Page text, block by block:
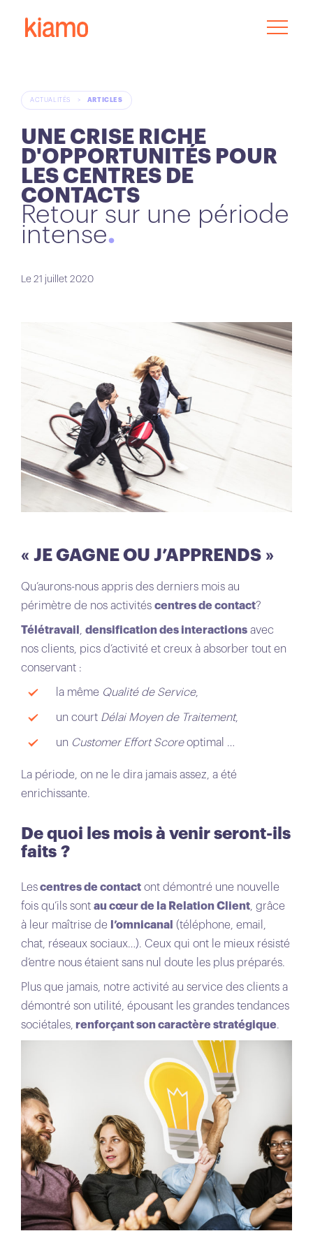
ACTUALITÉS > ARTICLES
UNE CRISE RICHE
D'OPPORTUNITÉS POUR
LES CENTRES DE
CONTACTS
Retour sur une période
intense
Le 21 juillet 2020
« JE GAGNE OU J’APPRENDS »
Qu’aurons-nous appris des derniers mois au
périmètre de nos activités centres de contact?
Télétravail densification des interactions avec
nos clients, pics d’activité et creux à absorber tout en
conservant :
la même Qualité de Service,
un court Délai Moyen de Traitement,
un Customer Effort Scoreoptimal …
La période, on ne le dira jamais assez, a été
enrichissante.
De quoi les mois à venir seront-ils
faits ?
Lescentres de contact ont démontré une nouvelle
fois qu’ils sont au cœur de la Relation Client , grâce
à leur maîtrise de
l’omnicanal
(téléphone, email,
chat, réseaux sociaux…). Ceux qui ont le mieux résisté
d’entre nous étaient sans nul doute les plus préparés.
Plus que jamais, notre activité au service des clients a
démontré son utilité, épousant les grandes tendances
sociétales, renforçant son caractère stratégique.